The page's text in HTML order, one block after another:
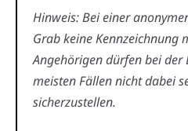
Hinweis: Bei einer
Grab keine Kennzeichnung
Angehörigen dürfen bei der
meisten Fällen nicht dabei
sicherzustellen.